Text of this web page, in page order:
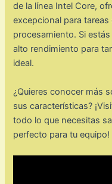
de la línea Intel Core,
excepcional para
procesamiento. Si
alto rendimiento para
ideal.
¿Quieres conocer más
sus características?
todo lo que necesitas
perfecto para tu equipo!